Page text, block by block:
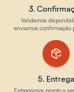
3.
Validamos
enviamos confirmação
5. Entrega
Entregamos pronto a